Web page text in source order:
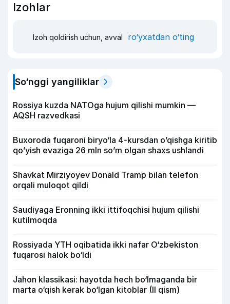
Izohlar
Izoh qoldirish uchun, avval ro‘yxatdan o‘ting
So‘nggi yangiliklar
Rossiya kuzda NATOga hujum qilishi mumkin —
AQSH razvedkasi
Buxoroda fuqaroni biryo‘la 4-kursdan o’qishga kiritib
qo’yish evaziga 26 mln so’m olgan shaxs ushlandi
Shavkat Mirziyoyev Donald Tramp bilan telefon
orqali muloqot qildi
Saudiyaga Eronning ikki ittifoqchisi hujum qilishi
kutilmoqda
Rossiyada YTH oqibatida ikki nafar O‘zbekiston
fuqarosi halok bo‘ldi
Jahon klassikasi: hayotda hech bo‘lmaganda bir
marta o‘qish kerak bo‘lgan kitoblar (II qism)